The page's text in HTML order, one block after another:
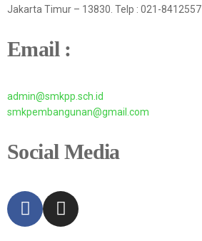
Jakarta Timur – 13830. Telp : 021-8412557
Email :
admin@smkpp.sch.id
smkpembangunan@gmail.com
Social Media